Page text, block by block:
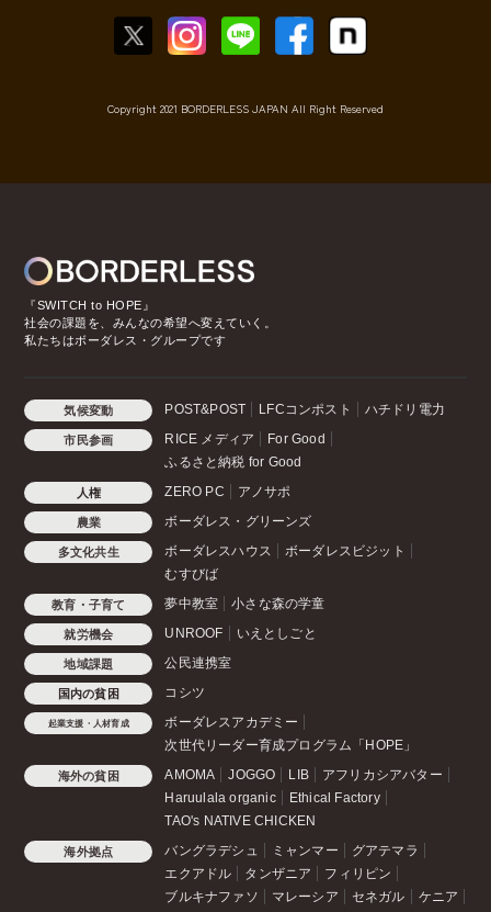
Copyright 2021 BORDERLESS JAPAN All Right Reserved
『SWITCH to HOPE』
社会の課題を、みんなの希望へ変えていく。
私たちはボーダレス・グループです
気候変動 POST&POST LFCコンポスト ハチドリ電力
市民参画 RICE メディア
For Good
ふるさと納税 for Good
人権 ZERO PC アノサポ
農業 ボーダレス・グリーンズ
多文化共生 ボーダレスハウス
ボーダレスビジット
むすびば
教育・子育て 夢中教室 小さな森の学童
就労機会 UNROOF いえとしごと
地域課題 公民連携室
国内の貧困 コシツ
起業支援・人材育成
ボーダレスアカデミー
次世代リーダー育成プログラム「HOPE」
海外の貧困 AMOMA JOGGO LIB
アフリカシアバター
Haruulala organic
Ethical Factory
TAO's NATIVE CHICKEN
海外拠点 バングラデシュ ミャンマー
グアテマラ
エクアドル
タンザニア
フィリピン
ブルキナファソ
マレーシア セネガル ケニア